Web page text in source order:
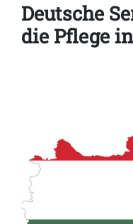
Deutsche
die Pflege